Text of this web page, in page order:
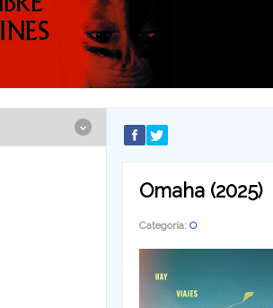
Omaha (2025)
Categoría: O